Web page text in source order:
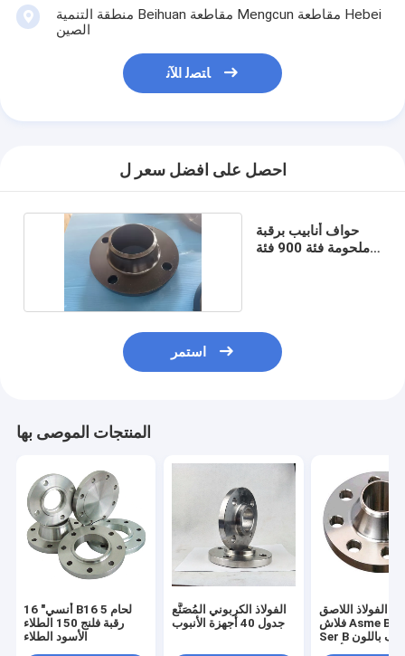
منطقة التنمية Beihuan مقاطعة Mengcun مقاطعة Hebei
الصين
ﺎﺘﺼﻟ ﺍﻶﻧ
احصل على افضل سعر ل
حواف أنابيب برقبة
ملحومة فئة 900 فئة
استمر
المنتجات الموصى بها
16 "أنسي B16 5 لحام
رقبة فلنج 150 الطلاء
الأسود الطلاء
الفولاذ الكربوني المُصَنَّع
جدول 40 أجهزة الأنبوب
الفولاذ اللاصق Sch 40
فلاش Asme B16.47
Ser B مغلف باللون